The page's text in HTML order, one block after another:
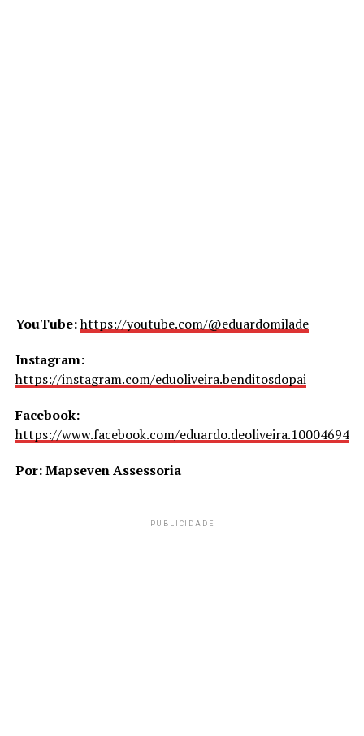
YouTube:https://youtube.com/@eduardomilade
Instagram:
https://instagram.com/eduoliveira.benditosdopai
Facebook:
https://www.facebook.com/eduardo.deoliveira.10004694
Por: Mapseven Assessoria
PUBLICIDADE